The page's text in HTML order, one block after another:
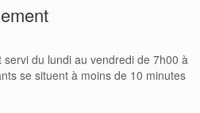
servi du lundi au vendredi de 7h00 à
se situent à moins de 10 minutes